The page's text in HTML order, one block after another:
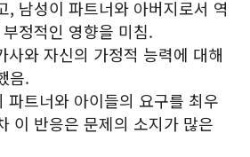
, 남성이 파트너와 아버지로서 역
정적인 영향을 미침.
사와 자신의 가정적 능력에 대해
음.
파트너와 아이들의 요구를 최우
이 반응은 문제의 소지가 많은